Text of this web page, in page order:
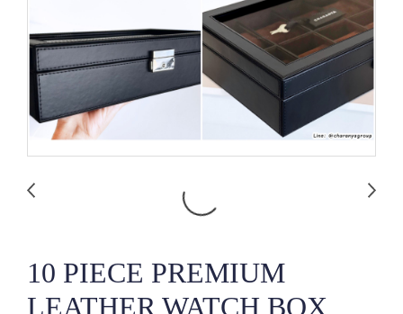
10 PIECE PREMIUM
LEATHER WATCH BOX